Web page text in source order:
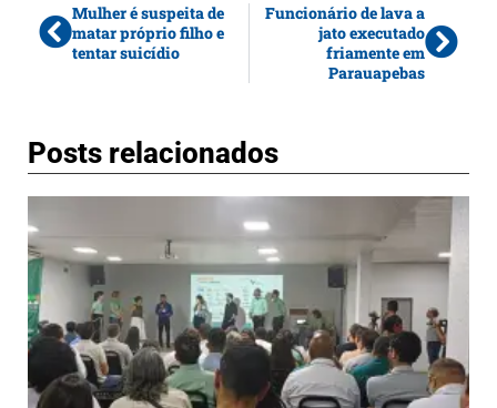
Mulher é suspeita de
matar próprio filho e
tentar suicídio
Funcionário de lava a
jato executado
friamente em
Parauapebas
Posts relacionados